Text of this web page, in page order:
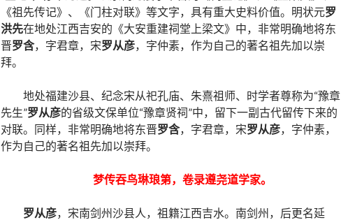
《祖先传记》、《门柱对联》等文字，具有重大史料价值。明状元罗
洪先在地处江西吉安的《大安重建祠堂上梁文》中，非常明确地将东
晋罗含，字君章，宋罗从彦，字仲素，作为自己的著名祖先加以崇
拜。
地处福建沙县、纪念宋从祀孔庙、朱熹祖师、时学者尊称为“豫章
先生”罗从彦的省级文保单位“豫章贤祠”中，留下一副古代留传下来的
对联。同样，非常明确地将东晋罗含，字君章，宋罗从彦，字仲素，
作为自己的著名祖先加以崇拜。
梦传吞鸟琳琅第，卷录遵尧道学家。
罗从彦，宋南剑州沙县人，祖籍江西吉水。南剑州，后更名延